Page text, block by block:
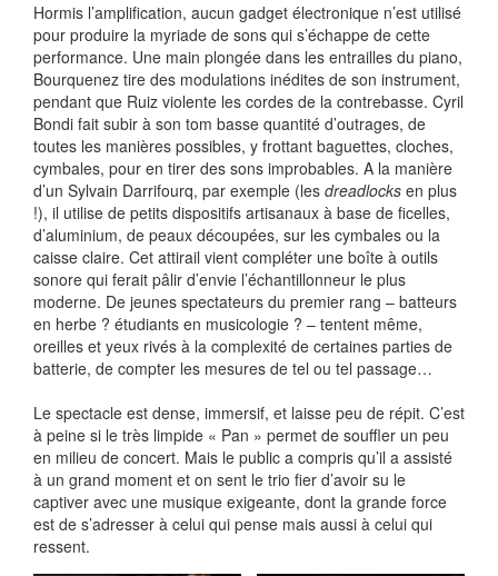
Hormis l’amplification, aucun gadget électronique n’est utilisé
pour produire la myriade de sons qui s’échappe de cette
performance. Une main plongée dans les entrailles du piano,
Bourquenez tire des modulations inédites de son instrument,
pendant que Ruiz violente les cordes de la contrebasse. Cyril
Bondi fait subir à son tom basse quantité d’outrages, de
toutes les manières possibles, y frottant baguettes, cloches,
cymbales, pour en tirer des sons improbables. A la manière
d’un Sylvain Darrifourq, par exemple (les dreadlocks en plus
!), il utilise de petits dispositifs artisanaux à base de ficelles,
d’aluminium, de peaux découpées, sur les cymbales ou la
caisse claire. Cet attirail vient compléter une boîte à outils
sonore qui ferait pâlir d’envie l’échantillonneur le plus
moderne. De jeunes spectateurs du premier rang – batteurs
en herbe ? étudiants en musicologie ? – tentent même,
oreilles et yeux rivés à la complexité de certaines parties de
batterie, de compter les mesures de tel ou tel passage…
Le spectacle est dense, immersif, et laisse peu de répit. C’est
à peine si le très limpide « Pan » permet de souffler un peu
en milieu de concert. Mais le public a compris qu’il a assisté
à un grand moment et on sent le trio fier d’avoir su le
captiver avec une musique exigeante, dont la grande force
est de s’adresser à celui qui pense mais aussi à celui qui
ressent.